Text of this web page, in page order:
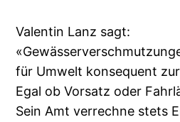
Valentin Lanz sagt:
für Umwelt konsequent
Egal ob Vorsatz oder
Sein Amt verrechne stets